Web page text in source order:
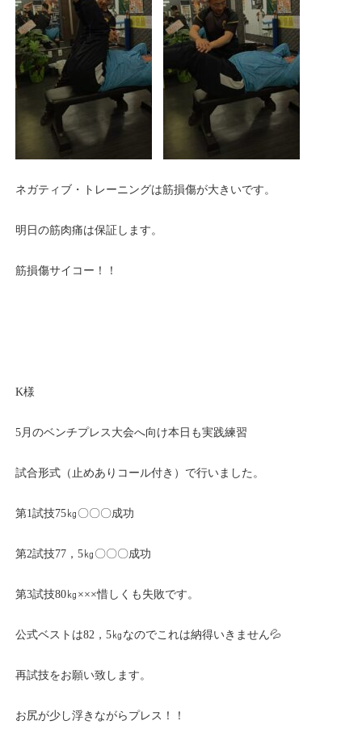
ネガティブ・トレーニングは筋損傷が大きいです。
明日の筋肉痛は保証します。
筋損傷サイコー！！
K様
5月のベンチプレス大会へ向け本日も実践練習
試合形式（止めありコール付き）で行いました。
第1試技75㎏〇〇〇成功
第2試技77，5㎏〇〇〇成功
第3試技80㎏×××惜しくも失敗です。
公式ベストは82，5㎏なのでこれは納得いきません💦
再試技をお願い致します。
お尻が少し浮きながらプレス！！